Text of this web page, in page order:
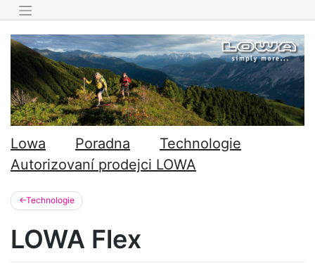
to
Lowa Poradna
Technologie
Autorizovaní prodejci LOWA
Technologie
LOWA Flex